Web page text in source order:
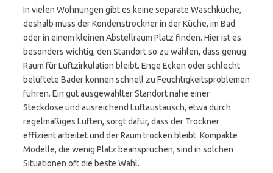
In vielen Wohnungen gibt es keine separate Waschküche,
deshalb muss der Kondenstrockner in der Küche, im Bad
oder in einem kleinen Abstellraum Platz finden. Hier ist es
besonders wichtig, den Standort so zu wählen, dass genug
Raum für Luftzirkulation bleibt. Enge Ecken oder schlecht
belüftete Bäder können schnell zu Feuchtigkeitsproblemen
führen. Ein gut ausgewählter Standort nahe einer
Steckdose und ausreichend Luftaustausch, etwa durch
regelmäßiges Lüften, sorgt dafür, dass der Trockner
effizient arbeitet und der Raum trocken bleibt. Kompakte
Modelle, die wenig Platz beanspruchen, sind in solchen
Situationen oft die beste Wahl.